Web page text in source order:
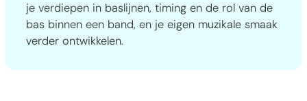
je verdiepen in baslijnen, timing en de rol van de
bas binnen een band, en je eigen muzikale smaak
verder ontwikkelen.